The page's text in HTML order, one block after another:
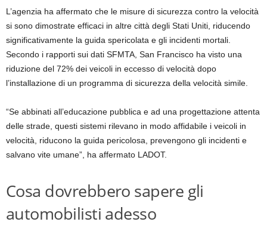
L’agenzia ha affermato che le misure di sicurezza contro la velocità
si sono dimostrate efficaci in altre città degli Stati Uniti, riducendo
significativamente la guida spericolata e gli incidenti mortali.
Secondo i rapporti sui dati SFMTA, San Francisco ha visto una
riduzione del 72% dei veicoli in eccesso di velocità dopo
l’installazione di un programma di sicurezza della velocità simile.
“Se abbinati all’educazione pubblica e ad una progettazione attenta
delle strade, questi sistemi rilevano in modo affidabile i veicoli in
velocità, riducono la guida pericolosa, prevengono gli incidenti e
salvano vite umane”, ha affermato LADOT.
Cosa dovrebbero sapere gli
automobilisti adesso